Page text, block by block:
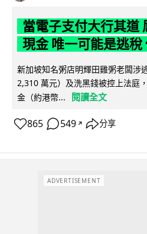
當電子支付大行其道
現金 唯一可能是逃稅
新加坡知名粥店明輝田雞粥老闆涉
2,310 萬元）及洗黑錢被控上法庭
金（約港幣...
閱讀全文
865 549 ↗ 分享
ADVERTISEMENT